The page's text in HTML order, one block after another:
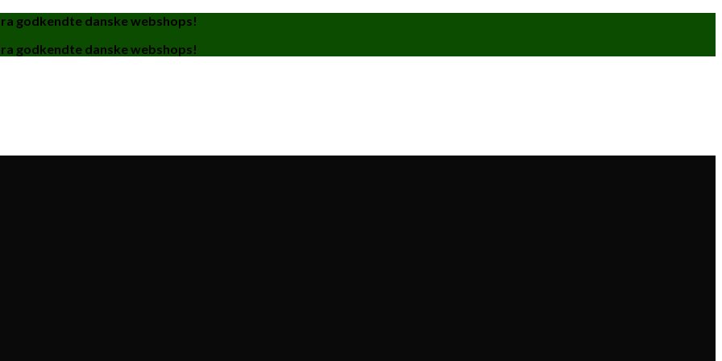
godkendte danske webshops!
godkendte danske webshops!